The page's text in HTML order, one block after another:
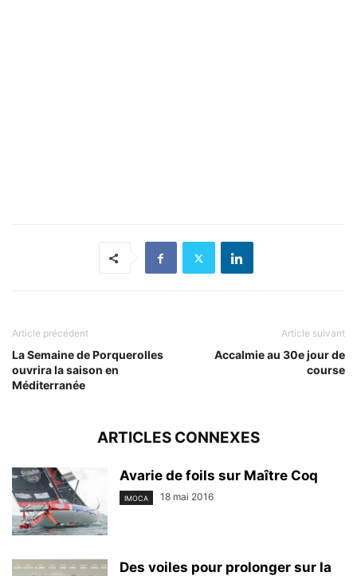
Article précédent
La Semaine de Porquerolles
ouvrira la saison en
Méditerranée
Article suivant
Accalmie au 30e jour de
course
ARTICLES CONNEXES
Avarie de foils sur Maître Coq
IMOCA 18 mai 2016
Des voiles pour prolonger sur la